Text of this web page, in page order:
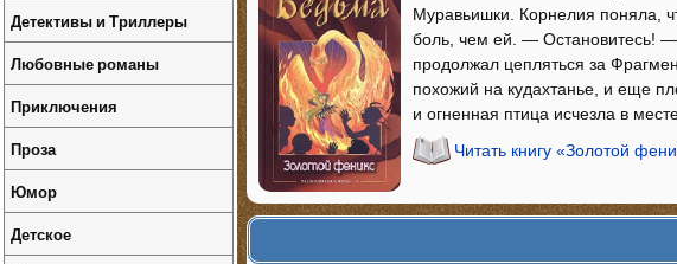
Муравьишки. Корнелия поняла,
боль, чем ей. — Остановитесь!
продолжал цепляться за
похожий на кудахтанье, и еще
и огненная птица исчезла в
Читать книгу «Золотой
Детективы и Триллеры
Любовные романы
Приключения
Проза
Юмор
Детское